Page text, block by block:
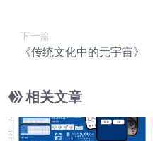
下一篇
《传统文化中的元宇宙》
相关文章